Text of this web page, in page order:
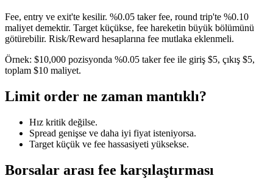
Fee, entry ve exit'te kesilir. %0.05 taker fee, round trip'te %0.10
maliyet demektir. Target küçükse, fee hareketin büyük bölümünü
götürebilir. Risk/Reward hesaplarına fee mutlaka eklenmeli.
Örnek: $10,000 pozisyonda %0.05 taker fee ile giriş $5, çıkış $5,
toplam $10 maliyet.
Limit order ne zaman mantıklı?
Hız kritik değilse.
Spread genişse ve daha iyi fiyat isteniyorsa.
Target küçük ve fee hassasiyeti yüksekse.
Borsalar arası fee karşılaştırması